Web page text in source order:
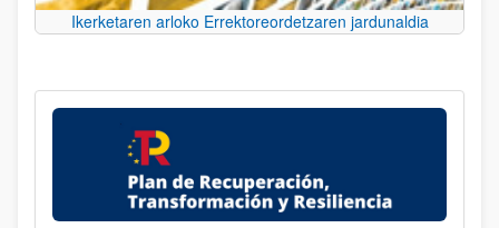
Ikerketaren arloko Errektoreordetzaren jardunaldia